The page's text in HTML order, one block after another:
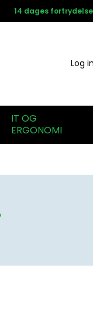
14 dages
Log
IT OG
ERGONOMI